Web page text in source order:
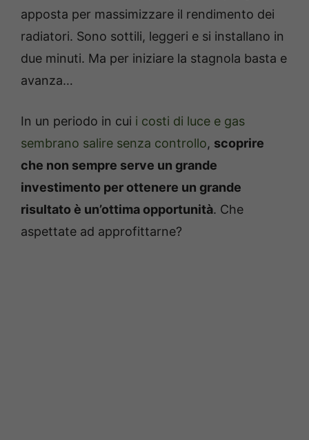
apposta per massimizzare il rendimento dei
radiatori. Sono sottili, leggeri e si installano in
due minuti. Ma per iniziare la stagnola basta e
avanza…
In un periodo in cui i costi di luce e gas
sembrano salire senza controllo, scoprire
che non sempre serve un grande
investimento per ottenere un grande
risultato è un’ottima opportunità. Che
aspettate ad approfittarne?